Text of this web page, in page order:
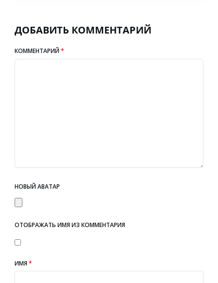
ДОБАВИТЬ КОММЕНТАРИЙ
КОММЕНТАРИЙ*
НОВЫЙ АВАТАР
ОТОБРАЖАТЬ ИМЯ ИЗ КОММЕНТАРИЯ
ИМЯ*